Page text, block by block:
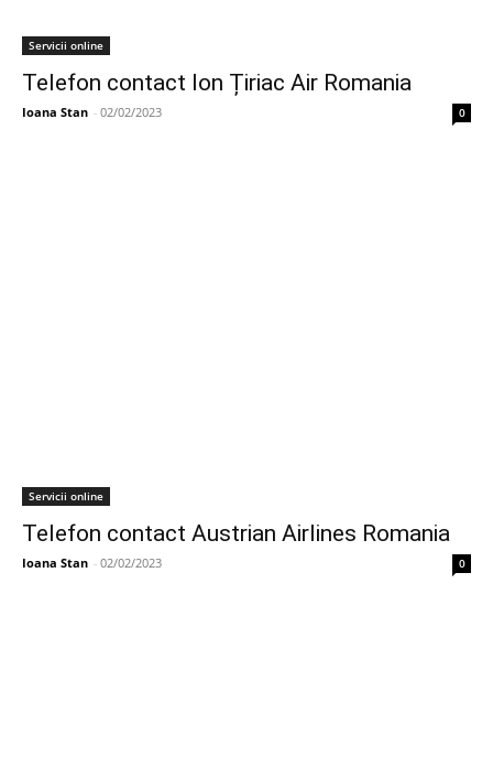
Servicii online
Telefon contact Ion Țiriac Air Romania
Ioana Stan - 02/02/2023 0
Servicii online
Telefon contact Austrian Airlines Romania
Ioana Stan - 02/02/2023 0